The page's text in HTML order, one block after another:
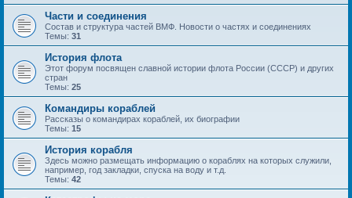
Части и соединения
Состав и структура частей ВМФ. Новости о частях и соединениях
Темы: 31
История флота
Этот форум посвящен славной истории флота России (СССР) и других
стран
Темы: 25
Командиры кораблей
Рассказы о командирах кораблей, их биографии
Темы: 15
История корабля
Здесь можно размещать информацию о кораблях на которых служили,
например, год закладки, спуска на воду и т.д.
Темы: 42